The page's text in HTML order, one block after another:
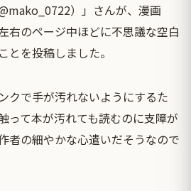
）」さんが、漫画
右のページ中ほどに不思議な空白
とを投稿しました。
クで手が汚れないようにするた
って本が汚れても読むのに支障が
者の細やかな心遣いだそうなので